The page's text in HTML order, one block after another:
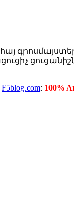
գրոսմայստեր
F5blog.com: 100%